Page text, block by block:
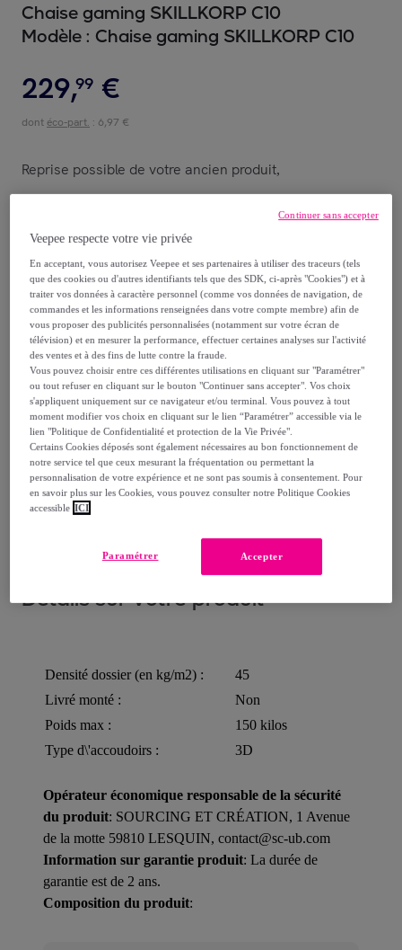
Chaise gaming SKILLKORP C10
Modèle : Chaise gaming SKILLKORP C10
229,99 €
dont éco-part. : 6,97 €
Reprise possible de votre ancien produit,
Vendu parBOULANGER
Livraison
Livraison à partir de7,99 €
Livraison estimée: entre le07/08et le10/08
Comment ça marche ?
Détails sur votre produit
Densité dossier (en kg/m2) :
45
Livré monté :
Non
Poids max :
150 kilos
Type d\'accoudoirs :
3D
Opérateur économique responsable de la sécurité
du produit: SOURCING ET CRÉATION, 1 Avenue
de la motte 59810 LESQUIN, contact@sc-ub.com
Information sur garantie produit: La durée de
garantie est de 2 ans.
Composition du produit:
Veepee respecte votre vie privée
En acceptant, vous autorisez Veepee et ses partenaires à utiliser des traceurs (tels
que des cookies ou d'autres identifiants tels que des SDK, ci-après "Cookies") et à
traiter vos données à caractère personnel (comme vos données de navigation, de
commandes et les informations renseignées dans votre compte membre) afin de
vous proposer des publicités personnalisées (notamment sur votre écran de
télévision) et en mesurer la performance, effectuer certaines analyses sur l'activité
des ventes et à des fins de lutte contre la fraude.
Vous pouvez choisir entre ces différentes utilisations en cliquant sur "Paramétrer"
ou tout refuser en cliquant sur le bouton "Continuer sans accepter". Vos choix
s'appliquent uniquement sur ce navigateur et/ou terminal. Vous pouvez à tout
moment modifier vos choix en cliquant sur le lien “Paramétrer” accessible via le
lien "Politique de Confidentialité et protection de la Vie Privée".
Certains Cookies déposés sont également nécessaires au bon fonctionnement de
notre service tel que ceux mesurant la fréquentation ou permettant la
personnalisation de votre expérience et ne sont pas soumis à consentement. Pour
en savoir plus sur les Cookies, vous pouvez consulter notre Politique Cookies
accessible ICI
Accepter
Paramétrer
Continuer sans accepter